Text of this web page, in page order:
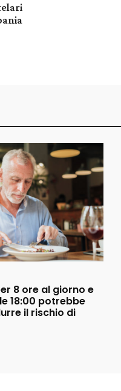
8 ore al giorno e
18:00 potrebbe
il rischio di